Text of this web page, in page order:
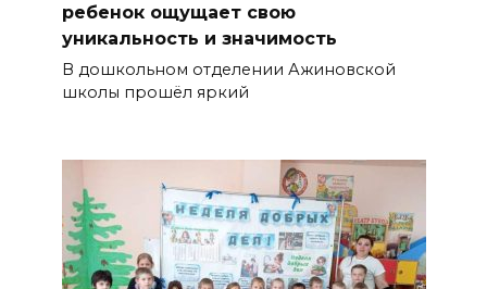
ребенок ощущает свою
уникальность и значимость
В дошкольном отделении Ажиновской
школы прошёл яркий